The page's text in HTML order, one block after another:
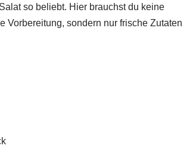
so beliebt. Hier brauchst du keine
Vorbereitung, sondern nur frische Zutaten